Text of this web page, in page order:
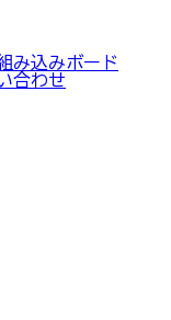
み込みボード
合わせ